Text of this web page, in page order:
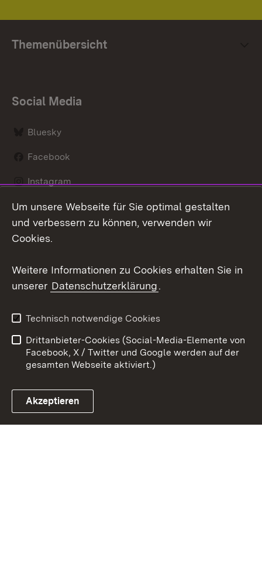
Themenübersicht
Social Media
Bluesky
Facebook
Instagram
LinkedIn
Link zum Landesportal
Datenschutz
Barrierefreiheit
Impressum
Cookies
Um unsere Webseite für Sie optimal gestalten
und verbessern zu können, verwenden wir
Cookies.
Weitere Informationen zu Cookies erhalten Sie in
unserer Datenschutzerklärung.
Technisch notwendige Cookies
Drittanbieter-Cookies (Social-Media-Elemente von
Facebook, X / Twitter und Google werden auf der
gesamten Webseite aktiviert.)
Akzeptieren